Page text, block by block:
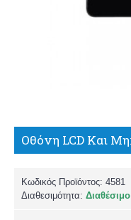
Κωδικός Προϊόντος: 4581
Διαθεσιμότητα: Διαθέσιμο